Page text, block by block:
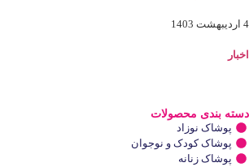
4 اردیبهشت 1403
اخبار
دسته بندی محصولات
پوشاک نوزاد
پوشاک کودک و نوجوان
پوشاک زنانه